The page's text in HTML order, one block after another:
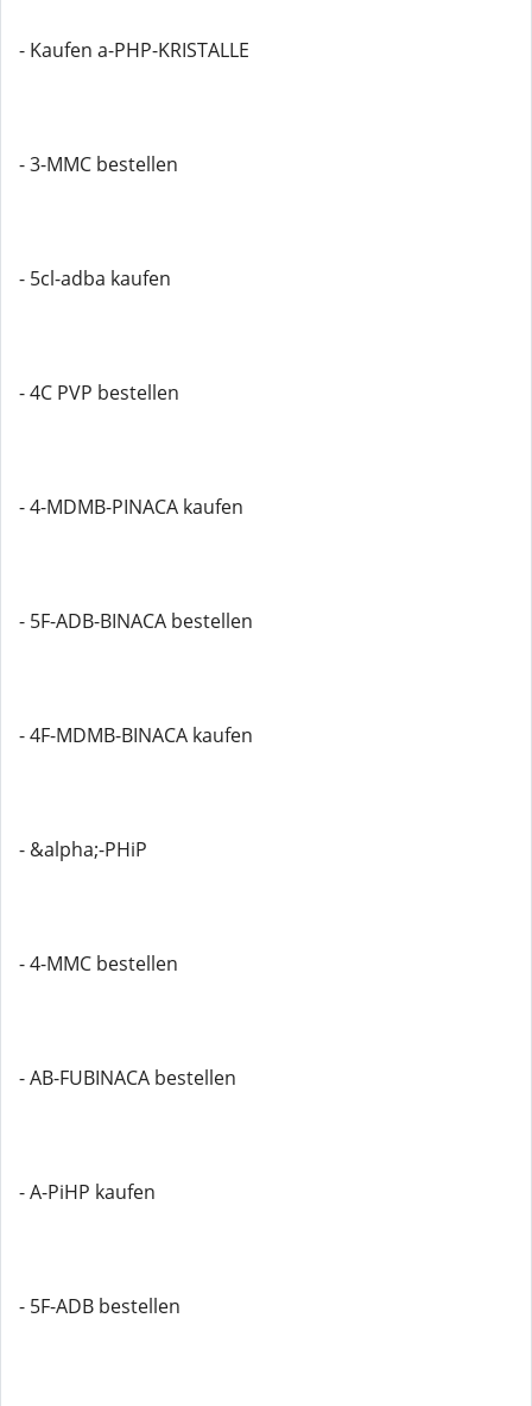
- Kaufen a-PHP-KRISTALLE
- 3-MMC bestellen
- 5cl-adba kaufen
- 4C PVP bestellen
- 4-MDMB-PINACA kaufen
- 5F-ADB-BINACA bestellen
- 4F-MDMB-BINACA kaufen
- &alpha;-PHiP
- 4-MMC bestellen
- AB-FUBINACA bestellen
- A-PiHP kaufen
- 5F-ADB bestellen